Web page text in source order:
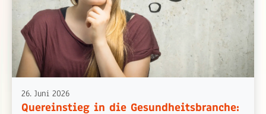
26. Juni 2026
Quereinstieg in die Gesundheitsbranche: